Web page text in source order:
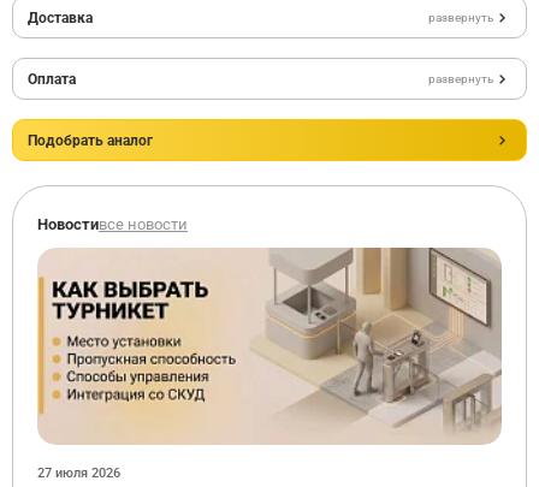
Доставка развернуть
Оплата развернуть
Подобрать аналог
Новостивсе новости
27 июля 2026